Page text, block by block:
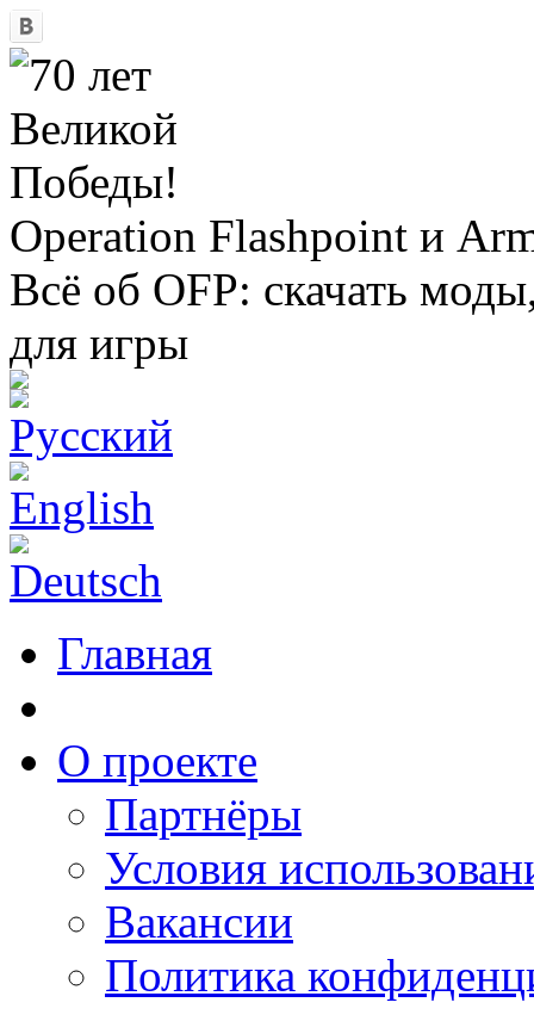
Operation Flashpoint и
Всё об OFP: скачать
для игры
Главная
О проекте
Партнёры
Условия
Вакансии
Политика